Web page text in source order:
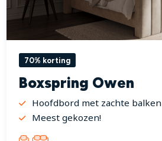
70% korting
Boxspring Owen
Hoofdbord met zachte balken
Meest gekozen!